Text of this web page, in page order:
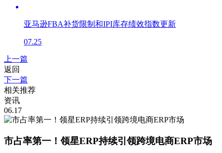
亚马逊FBA补货限制和IPI库存绩效指数更新
07.25
上一篇
返回
下一篇
相关推荐
资讯
06.17
市占率第一！领星ERP持续引领跨境电商ERP市场